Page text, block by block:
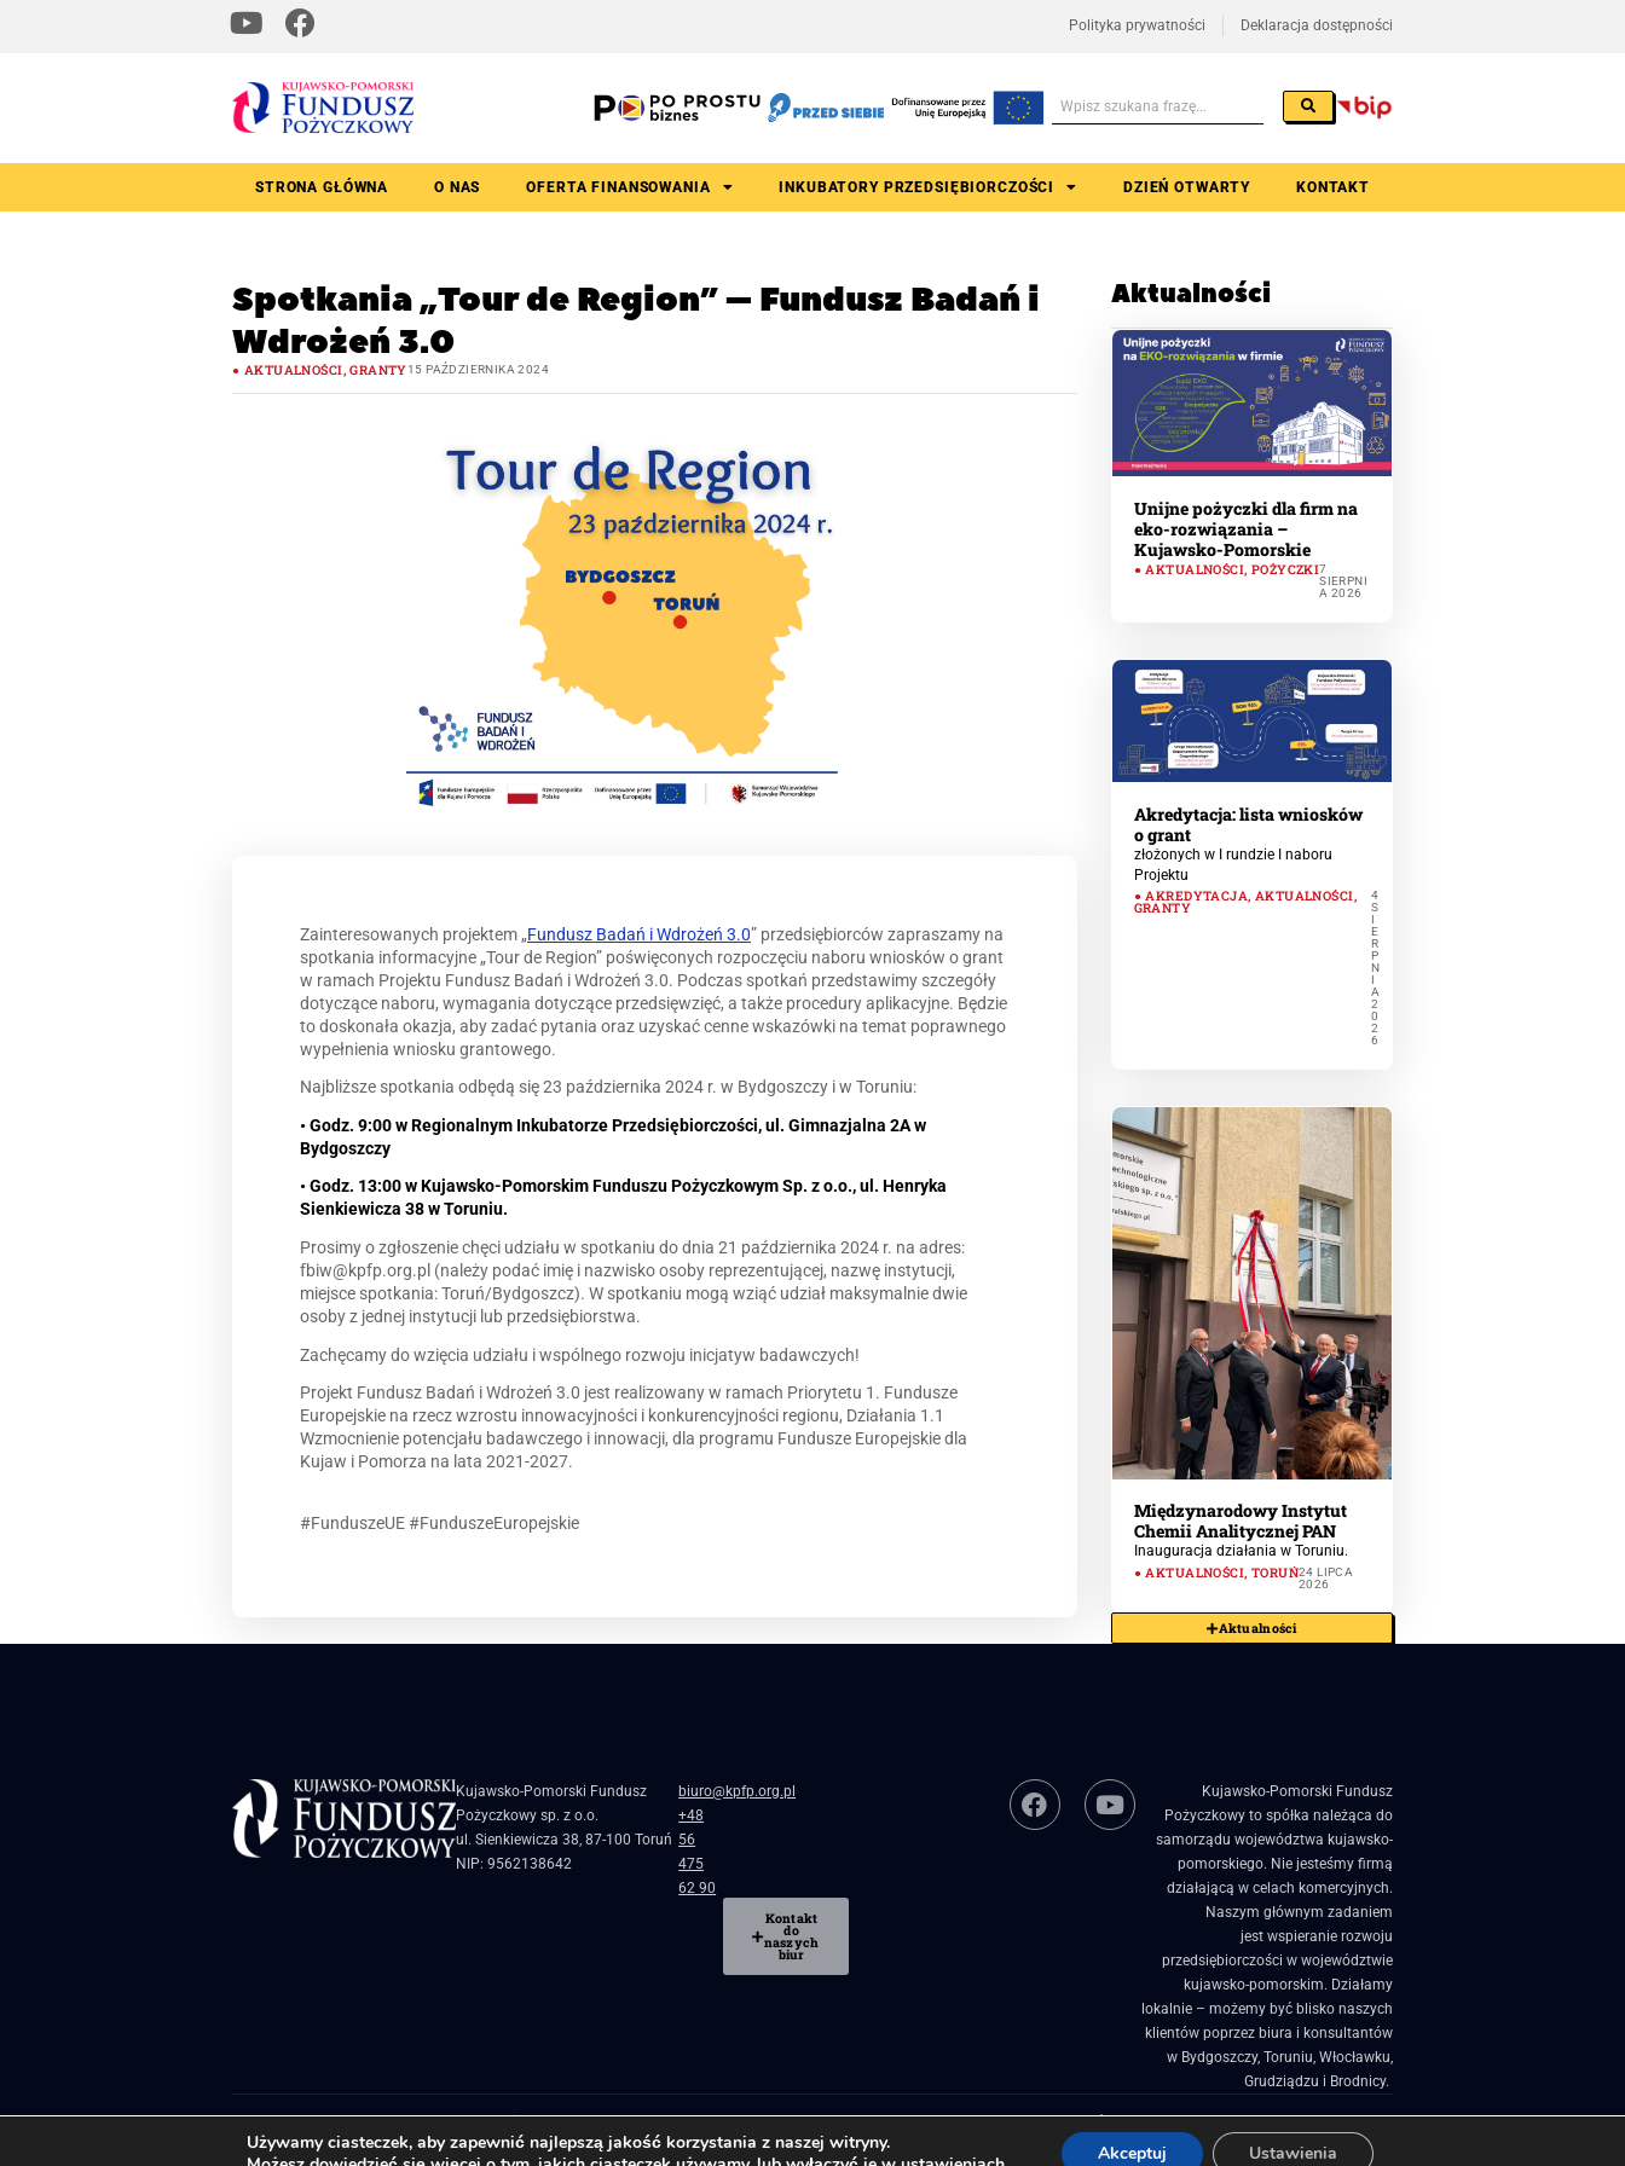
Polityka prywatności Deklaracja dostępności
STRONA GŁÓWNA O NAS OFERTA FINANSOWANIA INKUBATORY PRZEDSIĘBIORCZOŚCI DZIEŃ OTWARTY KONTAKT
Spotkania „Tour de Region” – Fundusz Badań i
Wdrożeń 3.0
AKTUALNOŚCI,GRANTY15 PAŹDZIERNIKA 2024
Zainteresowanych projektem „Fundusz Badań i Wdrożeń 3.0” przedsiębiorców zapraszamy na
spotkania informacyjne „Tour de Region” poświęconych rozpoczęciu naboru wniosków o grant
w ramach Projektu Fundusz Badań i Wdrożeń 3.0. Podczas spotkań przedstawimy szczegóły
dotyczące naboru, wymagania dotyczące przedsięwzięć, a także procedury aplikacyjne. Będzie
to doskonała okazja, aby zadać pytania oraz uzyskać cenne wskazówki na temat poprawnego
wypełnienia wniosku grantowego.
Najbliższe spotkania odbędą się 23 października 2024 r. w Bydgoszczy i w Toruniu:
• Godz. 9:00 w Regionalnym Inkubatorze Przedsiębiorczości, ul. Gimnazjalna 2A w
Bydgoszczy
• Godz. 13:00 w Kujawsko-Pomorskim Funduszu Pożyczkowym Sp. z o.o., ul. Henryka
Sienkiewicza 38 w Toruniu.
Prosimy o zgłoszenie chęci udziału w spotkaniu do dnia 21 października 2024 r. na adres:
fbiw@kpfp.org.pl (należy podać imię i nazwisko osoby reprezentującej, nazwę instytucji,
miejsce spotkania: Toruń/Bydgoszcz). W spotkaniu mogą wziąć udział maksymalnie dwie
osoby z jednej instytucji lub przedsiębiorstwa.
Zachęcamy do wzięcia udziału i wspólnego rozwoju inicjatyw badawczych!
Projekt Fundusz Badań i Wdrożeń 3.0 jest realizowany w ramach Priorytetu 1. Fundusze
Europejskie na rzecz wzrostu innowacyjności i konkurencyjności regionu, Działania 1.1
Wzmocnienie potencjału badawczego i innowacji, dla programu Fundusze Europejskie dla
Kujaw i Pomorza na lata 2021-2027.
#FunduszeUE #FunduszeEuropejskie
Aktualności
Unijne pożyczki dla firm na
eko-rozwiązania –
Kujawsko-Pomorskie
AKTUALNOŚCI, POŻYCZKI7
SIERPNI
A 2026
Akredytacja: lista wniosków
o grant
złożonych w I rundzie I naboru
Projektu
AKREDYTACJA, AKTUALNOŚCI,
GRANTY
4
S
E
R
P
N
A
2
0
2
6
Międzynarodowy Instytut
Chemii Analitycznej PAN
Inauguracja działania w Toruniu.
AKTUALNOŚCI, TORUŃ24 LIPCA
2026
Aktualności
Kujawsko-Pomorski Fundusz
Pożyczkowy sp. z o.o.
ul. Sienkiewicza 38, 87-100 Toruń
NIP: 9562138642
biuro@kpfp.org.pl
+48
56
475
62 90
Kontakt
do
naszych
biur
Kujawsko-Pomorski Fundusz
Pożyczkowy to spółka należąca do
samorządu województwa kujawsko-
pomorskiego. Nie jesteśmy firmą
działającą w celach komercyjnych.
Naszym głównym zadaniem
jest wspieranie rozwoju
przedsiębiorczości w województwie
kujawsko-pomorskim. Działamy
lokalnie – możemy być blisko naszych
klientów poprzez biura i konsultantów
w Bydgoszczy, Toruniu, Włocławku,
Grudziądzu i Brodnicy. ​
Biuletyn Informacji Publicznej Pożyczki, granty i dotacje dla firm Regionalne inkubatory przedsiębiorczości Projekty Unijne
Używamy ciasteczek, aby zapewnić najlepszą jakość korzystania z naszej witryny.
Akceptuj Ustawienia